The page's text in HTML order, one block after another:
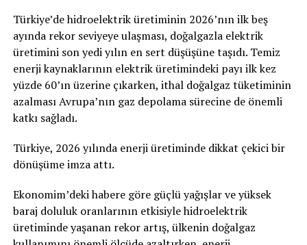
Türkiye’de hidroelektrik üretiminin 2026’nın ilk beş
ayında rekor seviyeye ulaşması, doğalgazla elektrik
üretimini son yedi yılın en sert düşüşüne taşıdı. Temiz
enerji kaynaklarının elektrik üretimindeki payı ilk kez
yüzde 60’ın üzerine çıkarken, ithal doğalgaz tüketiminin
azalması Avrupa’nın gaz depolama sürecine de önemli
katkı sağladı.
Türkiye, 2026 yılında enerji üretiminde dikkat çekici bir
dönüşüme imza attı.
Ekonomim’deki habere göre güçlü yağışlar ve yüksek
baraj doluluk oranlarının etkisiyle hidroelektrik
üretiminde yaşanan rekor artış, ülkenin doğalgaz